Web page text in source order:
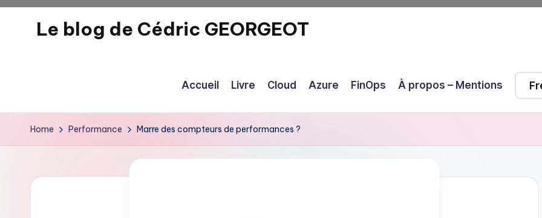
Le blog de Cédric GEORGEOT
Accueil Livre Cloud Azure FinOps À propos – Mentions
Home Performance Marre des compteurs de performances ?